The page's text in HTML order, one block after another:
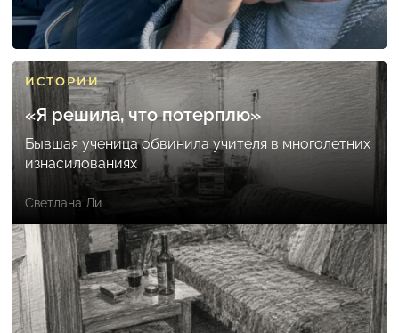
ИСТОРИИ
«Я решила, что потерплю»
Бывшая ученица обвинила учителя в многолетних
изнасилованиях
Светлана Ли